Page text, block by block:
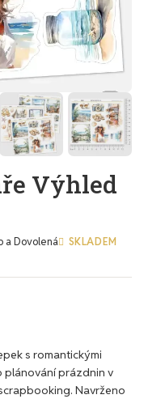
Výhled
a Dovolená SKLADEM
s romantickými
plánování prázdnin v
Navrženo